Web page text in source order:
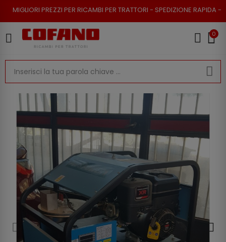
PER RICAMBI PER TRATTORI - SPEDIZIONE RAPIDA - RESO
0